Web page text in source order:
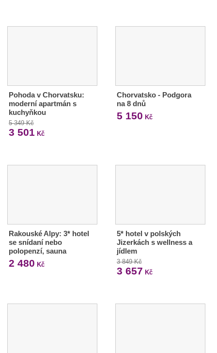
Pohoda v Chorvatsku:
moderní apartmán s
kuchyňkou
5 349 Kč
3 501 Kč
Chorvatsko - Podgora
na 8 dnů
5 150 Kč
Rakouské Alpy: 3* hotel
se snídaní nebo
polopenzí, sauna
2 480 Kč
5* hotel v polských
Jizerkách s wellness a
jídlem
3 849 Kč
3 657 Kč